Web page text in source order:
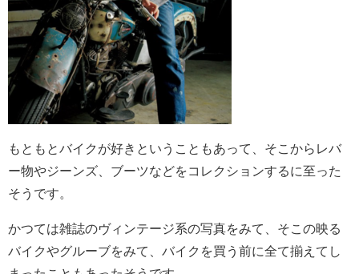
もともとバイクが好きということもあって、そこからレバ
ー物やジーンズ、ブーツなどをコレクションするに至った
そうです。
かつては雑誌のヴィンテージ系の写真をみて、そこの映る
バイクやグルーブをみて、バイクを買う前に全て揃えてし